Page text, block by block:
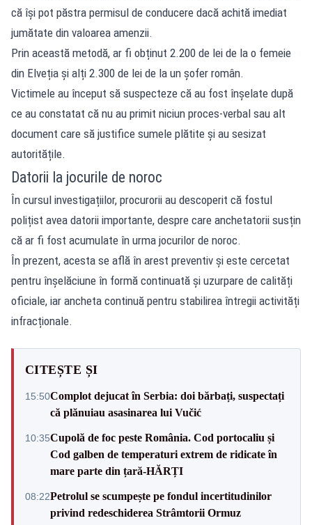
că își pot păstra permisul de conducere dacă achită imediat
jumătate din valoarea amenzii.
Prin această metodă, ar fi obținut 2.200 de lei de la o femeie
din Elveția și alți 2.300 de lei de la un șofer român.
Victimele au început să suspecteze că au fost înșelate după
ce au constatat că nu au primit niciun proces-verbal sau alt
document care să justifice sumele plătite și au sesizat
autoritățile.
Datorii la jocurile de noroc
În cursul investigațiilor, procurorii au descoperit că fostul
polițist avea datorii importante, despre care anchetatorii susțin
că ar fi fost acumulate în urma jocurilor de noroc.
În prezent, acesta se află în arest preventiv și este cercetat
pentru înșelăciune în formă continuată și uzurpare de calități
oficiale, iar ancheta continuă pentru stabilirea întregii activități
infracționale.
CITEȘTE ȘI
15:50Complot dejucat în Serbia: doi bărbați, suspectați
că plănuiau asasinarea lui Vučić
10:35Cupolă de foc peste România. Cod portocaliu și
Cod galben de temperaturi extrem de ridicate în
mare parte din țară-HĂRȚI
08:22Petrolul se scumpește pe fondul incertitudinilor
privind redeschiderea Strâmtorii Ormuz